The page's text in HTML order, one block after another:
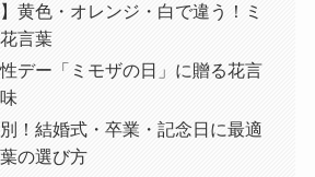
】黄色・オレンジ・白で違う！ミ
言葉
デー「ミモザの日」に贈る花言
！結婚式・卒業・記念日に最適
の選び方